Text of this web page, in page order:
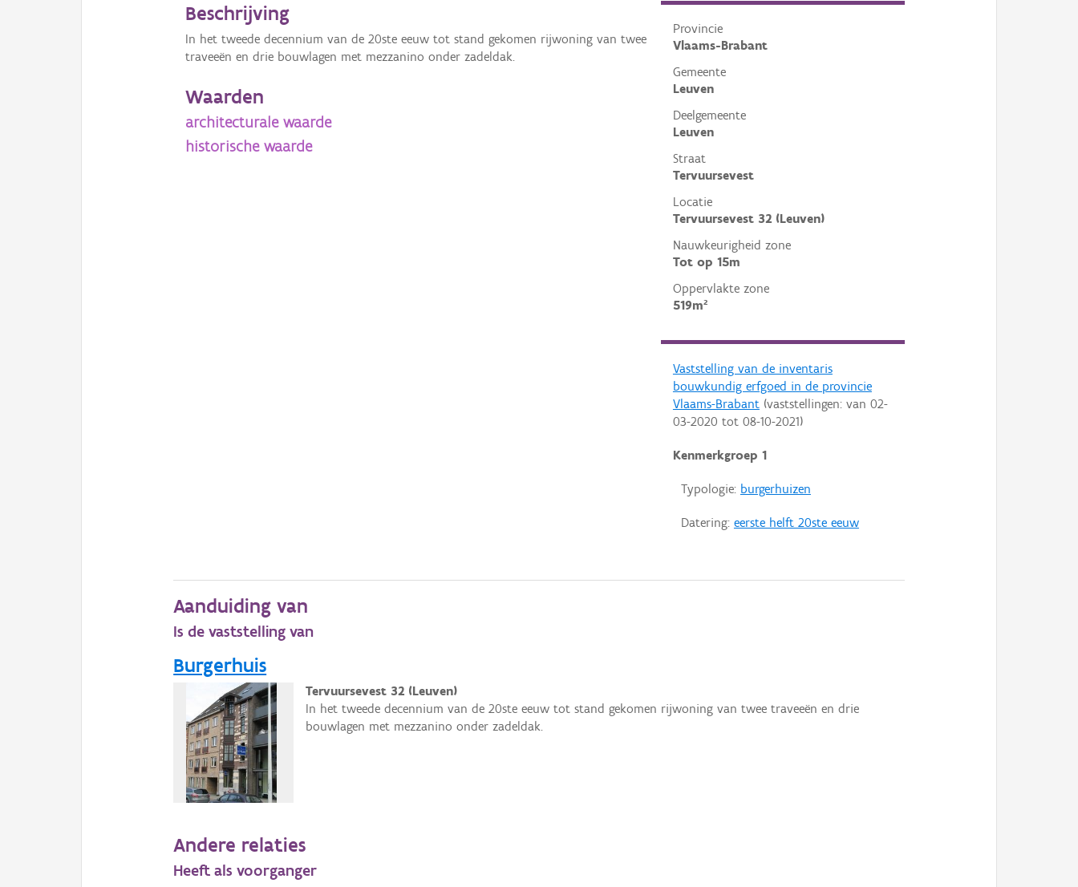
Provincie
Vlaams-Brabant
Gemeente
Leuven
Deelgemeente
Leuven
Straat
Tervuursevest
Locatie
Tervuursevest 32 (Leuven)
Nauwkeurigheid zone
Tot op 15m
Oppervlakte zone
519m²
Vaststelling van de inventaris
bouwkundig erfgoed in de provincie
Vlaams-Brabant(vaststellingen: van 02-
03-2020 tot 08-10-2021)
Kenmerkgroep 1
Typologie: burgerhuizen
Datering: eerste helft 20ste eeuw
Beschrijving
In het tweede decennium van de 20ste eeuw tot stand gekomen rijwoning van twee
traveeën en drie bouwlagen met mezzanino onder zadeldak.
Waarden
architecturale waarde
historische waarde
Aanduiding van
Is de vaststelling van
Burgerhuis
Tervuursevest 32 (Leuven)
In het tweede decennium van de 20ste eeuw tot stand gekomen rijwoning van twee traveeën en drie
bouwlagen met mezzanino onder zadeldak.
Andere relaties
Heeft als voorganger